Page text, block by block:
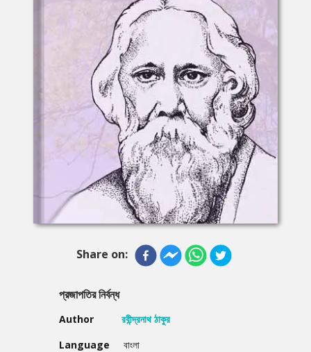
Share on:
প্রজাপতির নির্বন্ধ
Author
রবীন্দ্রনাথ ঠাকুর
Language
বাংলা